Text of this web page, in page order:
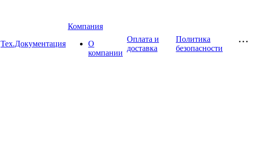
Тех.Документация
Компания
О
компании
Оплата и
доставка
Политика
безопасности